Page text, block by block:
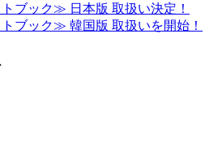
ブック≫ 日本版 取扱い決定！
ブック≫ 韓国版 取扱いを開始！